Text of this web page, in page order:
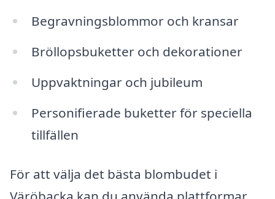
Begravningsblommor och kransar
Bröllopsbuketter och dekorationer
Uppvaktningar och jubileum
Personifierade buketter för speciella
tillfällen
För att välja det bästa blombudet i